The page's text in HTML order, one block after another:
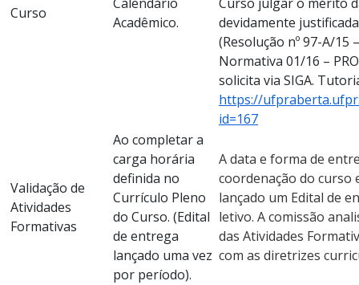
Curso
Acadêmico.
devidamente
(Resolução nº 97-A/15
Normativa 01/16 –
solicita via SIGA.
https://
id=167
Validação de
Atividades
Formativas
Ao completar a
carga horária
definida no
Currículo Pleno
do Curso. (Edital
de entrega
lançado uma vez
por período).
A data e forma de
coordenação do curso
lançado um Edital de
letivo. A comissão
das Atividades
com as diretrizes